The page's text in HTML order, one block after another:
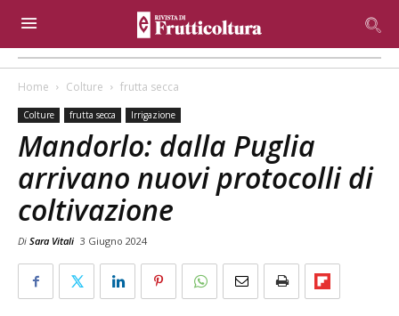
Home Colture frutta secca
Colture frutta secca Irrigazione
Mandorlo: dalla Puglia
arrivano nuovi protocolli di
coltivazione
Di Sara Vitali 3 Giugno 2024